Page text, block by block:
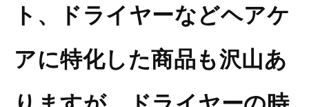
ト、ドライヤーなどヘアケ
アに特化した商品も沢山あ